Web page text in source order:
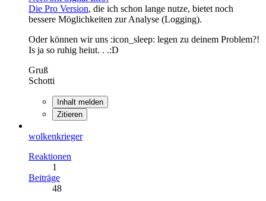
Die Pro Version, die ich schon lange nutze, bietet noch
bessere Möglichkeiten zur Analyse (Logging).
Oder können wir uns :icon_sleep: legen zu deinem Problem?!
Is ja so ruhig heiut. . .:D
Gruß
Schotti
Inhalt melden
Zitieren
wolkenkrieger
Reaktionen
1
Beiträge
48